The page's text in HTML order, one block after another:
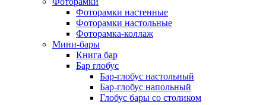
Фоторамки настенные
Фоторамки настольные
Фоторамка-коллаж
Мини-бары
Книга бар
Бар глобус
Бар-глобус настольный
Бар-глобус напольный
Глобус бары со столиком